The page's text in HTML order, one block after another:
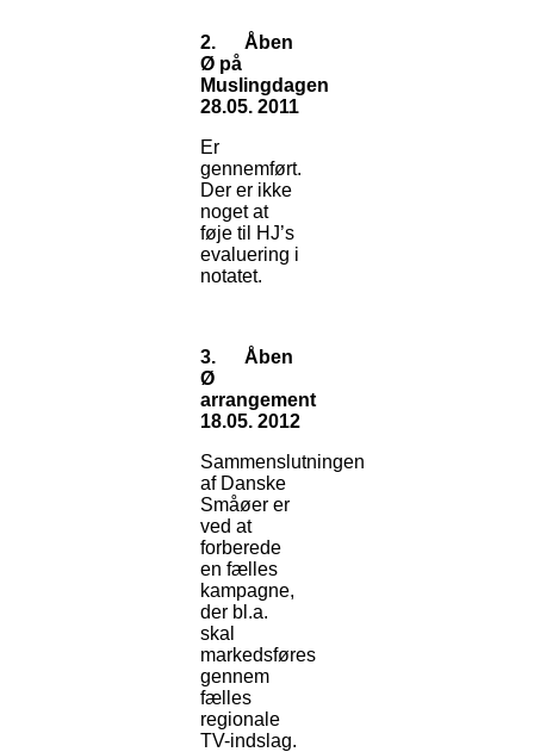
2. Åben
Ø på
Muslingdagen
28.05. 2011
Er
gennemført.
Der er ikke
noget at
føje til HJ’s
evaluering i
notatet.
3. Åben
Ø
arrangement
18.05. 2012
Sammenslutningen
af Danske
Småøer er
ved at
forberede
en fælles
kampagne,
der bl.a.
skal
markedsføres
gennem
fælles
regionale
TV-indslag.